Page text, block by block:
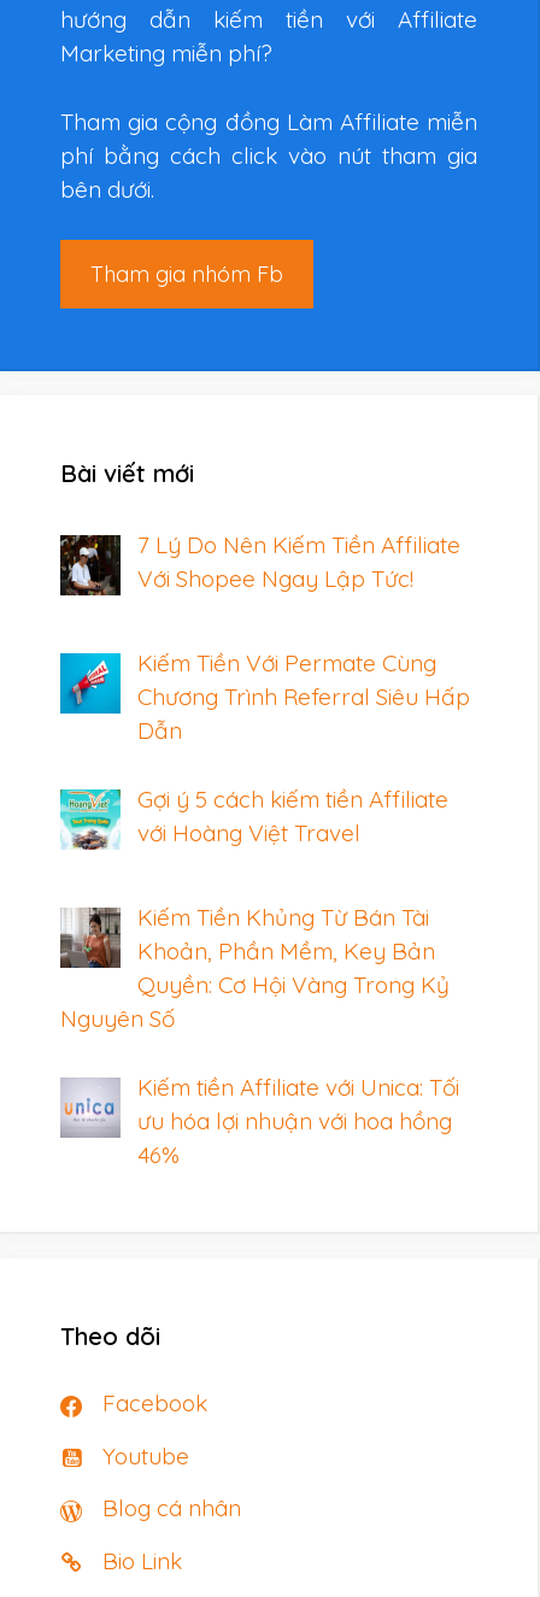
hướng dẫn kiếm tiền với Affiliate
Marketing miễn phí?
Tham gia cộng đồng Làm Affiliate miễn
phí bằng cách click vào nút tham gia
bên dưới.
Tham gia nhóm Fb
Bài viết mới
7 Lý Do Nên Kiếm Tiền Affiliate
Với Shopee Ngay Lập Tức!
Kiếm Tiền Với Permate Cùng
Chương Trình Referral Siêu Hấp
Dẫn
Gợi ý 5 cách kiếm tiền Affiliate
với Hoàng Việt Travel
Kiếm Tiền Khủng Từ Bán Tài
Khoản, Phần Mềm, Key Bản
Quyền: Cơ Hội Vàng Trong Kỷ
Nguyên Số
Kiếm tiền Affiliate với Unica: Tối
ưu hóa lợi nhuận với hoa hồng
46%
Theo dõi
Facebook
Youtube
Blog cá nhân
Bio Link